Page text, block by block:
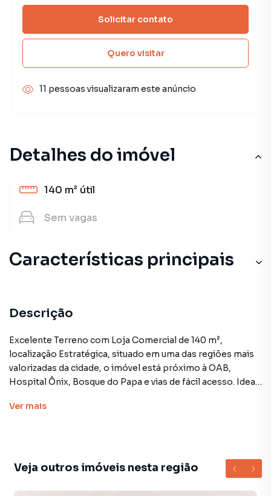
Detalhes do imóvel
140 m² útil
Sem vagas
Características principais
Descrição
Excelente Terreno com Loja Comercial de 140 m²,
localização Estratégica, situado em uma das regiões mais
valorizadas da cidade, o imóvel está próximo à OAB,
Hospital Ônix, Bosque do Papa e vias de fácil acesso. Ideal
Frente (testada): 17,80 metros
Estacionamento: Capacidade para cerca de 15 veículos
Ver mais
Veja outros imóveis nesta região
Solicitar contato
Quero visitar
11 pessoas visualizaram este anúncio